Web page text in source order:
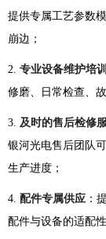
提供专属工艺参数
崩边；
2. 专业设备维护培训
修磨、日常检查、
3. 及时的售后检修
银河光电售后团队
生产进度；
4. 配件专属供应 ：
配件与设备的适配